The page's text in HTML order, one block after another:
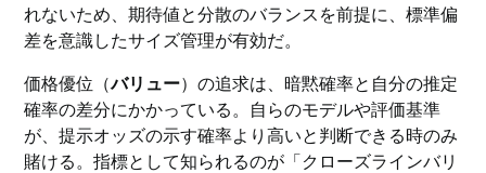
れないため、期待値と分散のバランスを前提に、標準偏
差を意識したサイズ管理が有効だ。
価格優位（バリュー）の追求は、暗黙確率と自分の推定
確率の差分にかかっている。自らのモデルや評価基準
が、提示オッズの示す確率より高いと判断できる時のみ
賭ける。指標として知られるのが「クローズラインバリ